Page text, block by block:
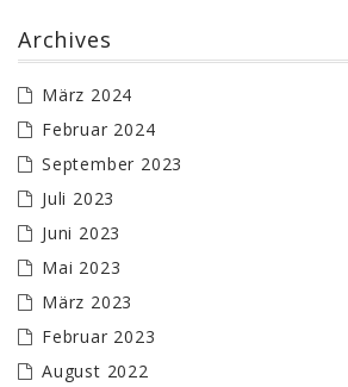
Archives
März 2024
Februar 2024
September 2023
Juli 2023
Juni 2023
Mai 2023
März 2023
Februar 2023
August 2022